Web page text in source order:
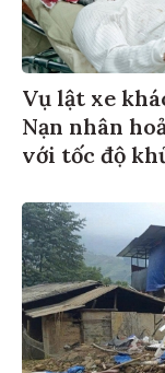
Vụ lật xe
Nạn nhân
với tốc độ